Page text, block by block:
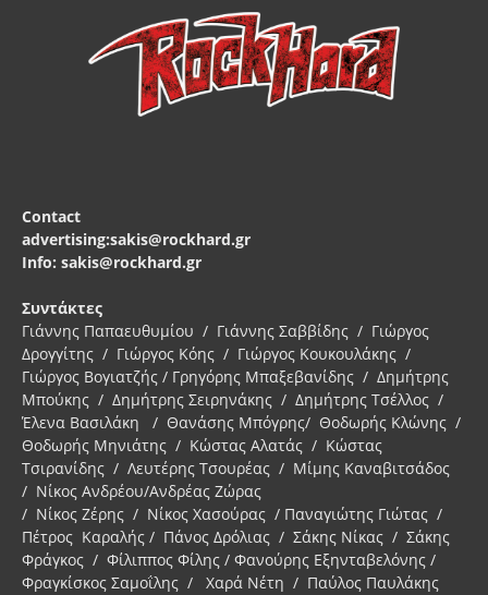
Contact
advertising:sakis@rockhard.gr
Info: sakis@rockhard.gr
Συντάκτες
Γιάννης Παπαευθυμίου / Γιάννης Σαββίδης / Γιώργος
Δρογγίτης / Γιώργος Κόης / Γιώργος Κουκουλάκης /
Γιώργος Βογιατζής / Γρηγόρης Μπαξεβανίδης / Δημήτρης
Μπούκης / Δημήτρης Σειρηνάκης / Δημήτρης Τσέλλος /
Έλενα Βασιλάκη / Θανάσης Μπόγρης/ Θοδωρής Κλώνης /
Θοδωρής Μηνιάτης / Κώστας Αλατάς / Κώστας
Τσιρανίδης / Λευτέρης Τσουρέας / Μίμης Καναβιτσάδος
/ Νίκος Ανδρέου/Ανδρέας Ζώρας
/ Νίκος Ζέρης / Νίκος Χασούρας / Παναγιώτης Γιώτας /
Πέτρος Καραλής / Πάνος Δρόλιας / Σάκης Νίκας / Σάκης
Φράγκος / Φίλιππος Φίλης / Φανούρης Εξηνταβελόνης /
Φραγκίσκος Σαμοΐλης / Χαρά Νέτη / Παύλος Παυλάκης